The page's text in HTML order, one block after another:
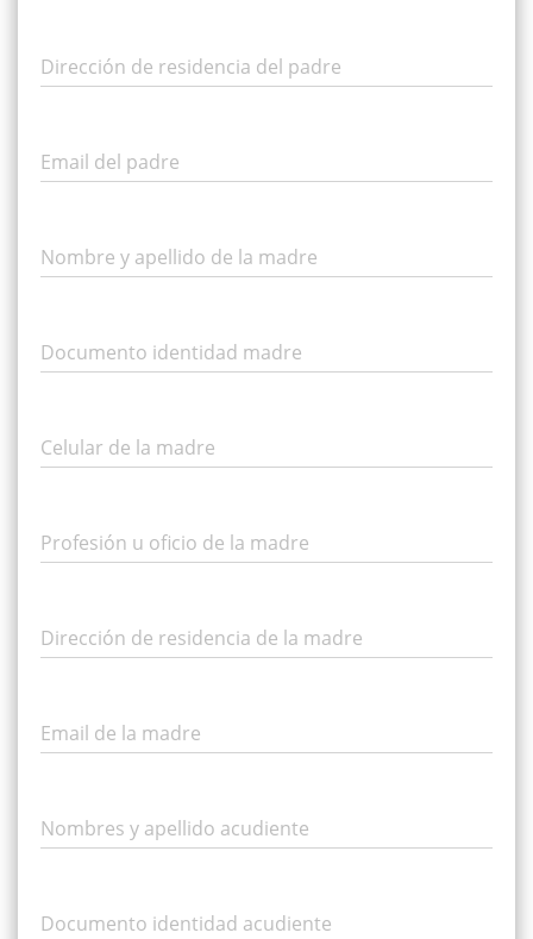
Dirección de residencia del padre
Email del padre
Nombre y apellido de la madre
Documento identidad madre
Celular de la madre
Profesión u oficio de la madre
Dirección de residencia de la madre
Email de la madre
Nombres y apellido acudiente
Documento identidad acudiente